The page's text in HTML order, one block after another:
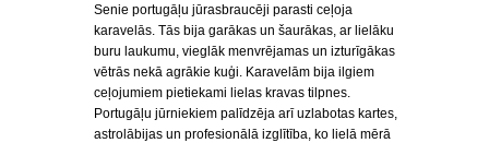
Senie portugāļu jūrasbraucēji parasti ceļoja
karavelās. Tās bija garākas un šaurākas, ar lielāku
buru laukumu, vieglāk menvrējamas un izturīgākas
vētrās nekā agrākie kuģi. Karavelām bija ilgiem
ceļojumiem pietiekami lielas kravas tilpnes.
Portugāļu jūrniekiem palīdzēja arī uzlabotas kartes,
astrolābijas un profesionālā izglītība, ko lielā mērā